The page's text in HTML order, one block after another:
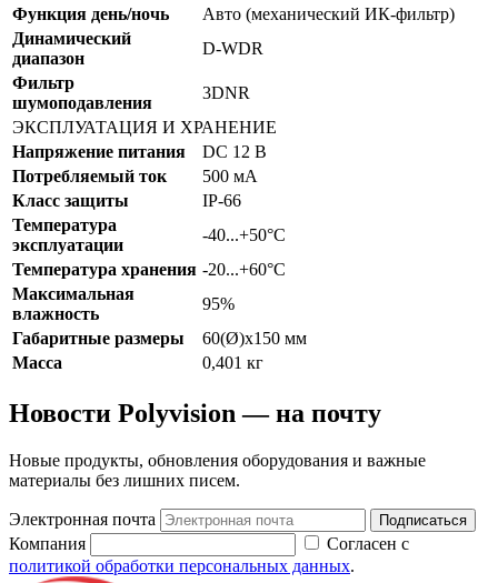
Функция день/ночь
Авто (механический ИК-фильтр)
Динамический
диапазон
D-WDR
Фильтр
шумоподавления
3DNR
ЭКСПЛУАТАЦИЯ И ХРАНЕНИЕ
Напряжение питания
DC 12 В
Потребляемый ток
500 мА
Класс защиты
IP-66
Температура
эксплуатации
-40...+50°С
Температура хранения -20...+60°С
Максимальная
влажность
95%
Габаритные размеры
60(Ø)х150 мм
Масса
0,401 кг
Новости Polyvision — на почту
Новые продукты, обновления оборудования и важные
материалы без лишних писем.
Электронная почта Подписаться
Компания
Согласен с
политикой обработки персональных данных.